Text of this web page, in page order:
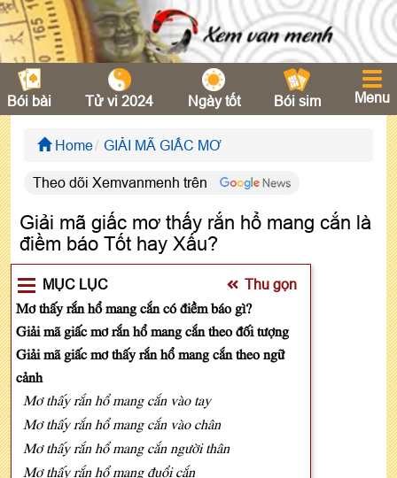
Bói bài Tử vi 2024 Ngày tốt Bói sim Menu
Home GIẢI MÃ GIẤC MƠ
Theo dõi Xemvanmenh trên
Giải mã giấc mơ thấy rắn hổ mang cắn là
điềm báo Tốt hay Xấu?
MỤC LỤC Thu gọn
Mơ thấy rắn hổ mang cắn có điềm báo gì?
Giải mã giấc mơ rắn hổ mang cắn theo đối tượng
Giải mã giấc mơ thấy rắn hổ mang cắn theo ngữ
cảnh
Mơ thấy rắn hổ mang cắn vào tay
Mơ thấy rắn hổ mang cắn vào chân
Mơ thấy rắn hổ mang cắn người thân
Mơ thấy rắn hổ mang đuổi cắn